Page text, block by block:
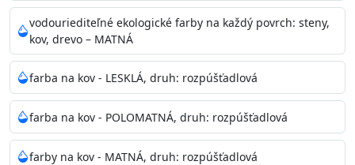
zachovaní priedušnosti vodných pár z natretých
povrchov. Má vynikajúcu kryciu schopnosť,
vysokú výdatnosť a výborný rozliv. Je možné ju tónovať v
bohatej škále odtieňov.
Odtieň: Biela + je možné tónovať podľa RAL, NCS,
Pantone
vodouriediteľné ekologické farby na každý povrch: steny,
kov, drevo – MATNÁ
farba na kov - LESKLÁ, druh: rozpúšťadlová
farba na kov - POLOMATNÁ, druh: rozpúšťadlová
farby na kov - MATNÁ, druh: rozpúšťadlová